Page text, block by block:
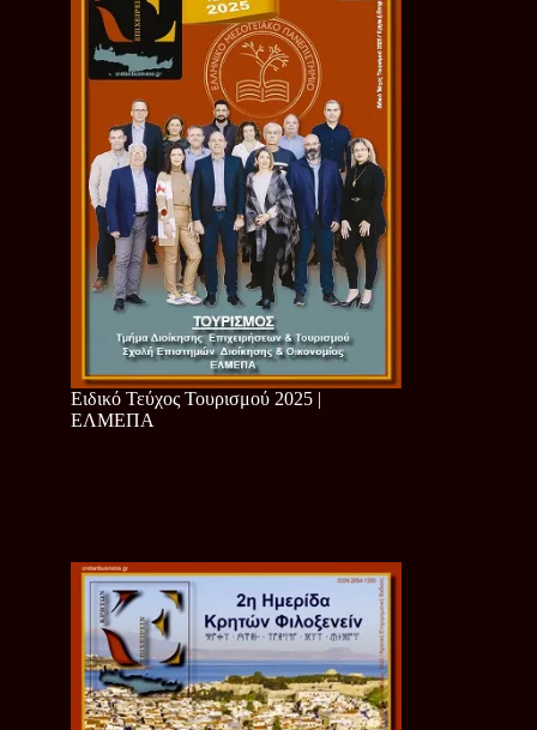
Ειδικό Τεύχος Τουρισμού 2025 |
ΕΛΜΕΠΑ